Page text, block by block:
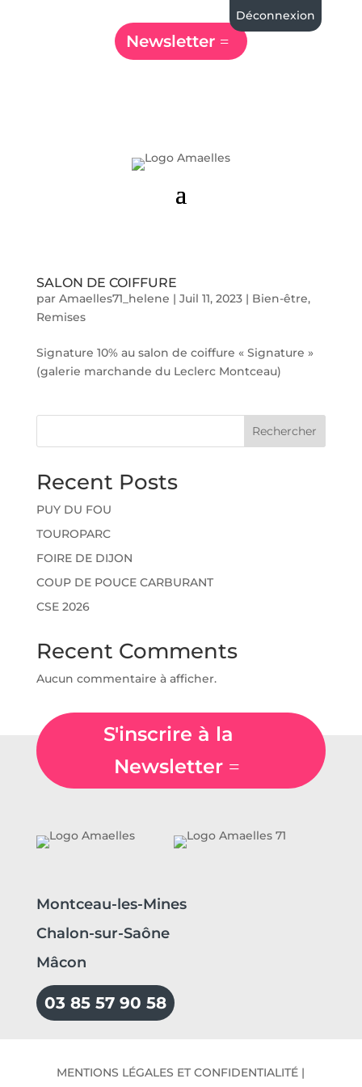
Newsletter
Déconnexion
SALON DE COIFFURE
par Amaelles71_helene | Juil 11, 2023| Bien-être,
Remises
Signature 10% au salon de coiffure « Signature »
(galerie marchande du Leclerc Montceau)
Rechercher
Recent Posts
PUY DU FOU
TOUROPARC
FOIRE DE DIJON
COUP DE POUCE CARBURANT
CSE 2026
Recent Comments
Aucun commentaire à afficher.
S'inscrire à la
Newsletter
Montceau-les-Mines
Chalon-sur-Saône
Mâcon
03 85 57 90 58
MENTIONS LÉGALES ET CONFIDENTIALITÉ |